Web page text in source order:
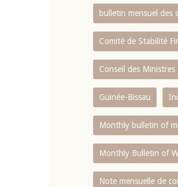
bulletin mensuel des
Comité de Stabilité
Conseil des Ministres
Guinée-Bissau
Monthly bulletin of
Monthly Bulletin of
Note mensuelle de